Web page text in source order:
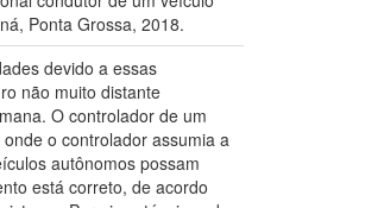
Ponta Grossa, 2018.
devido a essas
não muito distante
O controlador de um
o controlador assumia a
autônomos possam
está correto, de acordo